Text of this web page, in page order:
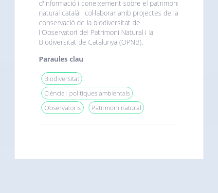
d'informació i coneixement sobre el patrimoni
natural català i col·laborar amb projectes de la
conservació de la biodiversitat de
l'Observatori del Patrimoni Natural i la
Biodiversitat de Catalunya (OPNB).
Paraules clau
Biodiversitat
Ciència i polítiques ambientals
Observatoris
Patrimoni natural